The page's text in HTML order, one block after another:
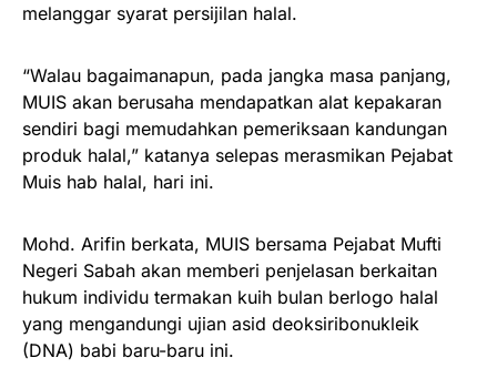
melanggar syarat persijilan halal.
“Walau bagaimanapun, pada jangka masa panjang,
MUIS akan berusaha mendapatkan alat kepakaran
sendiri bagi memudahkan pemeriksaan kandungan
produk halal,” katanya selepas merasmikan Pejabat
Muis hab halal, hari ini.
Mohd. Arifin berkata, MUIS bersama Pejabat Mufti
Negeri Sabah akan memberi penjelasan berkaitan
hukum individu termakan kuih bulan berlogo halal
yang mengandungi ujian asid deoksiribonukleik
(DNA) babi baru-baru ini.